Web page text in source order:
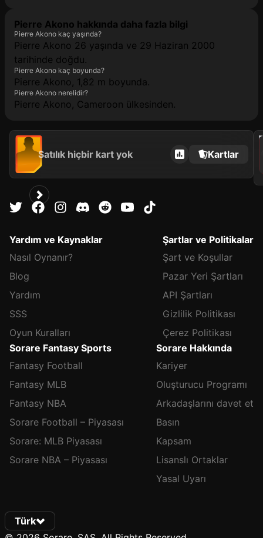
Pierre Akono hakkında daha fazla bilgi
Pierre Akono kaç yaşında?
Pierre Akono 26 yaşında ve 29 Haziran 2000
tarihinde doğdu.
Pierre Akono kaç boyunda?
Pierre Akono, 1,82 m boyunda.
Pierre Akono nerelidir?
Pierre Akono, Cameroon ülkesinden.
Satılık hiçbir kart yok Kartlar
2021
Yardım ve Kaynaklar
Nasıl Oynanır?
Blog
Yardım
SSS
Oyun Kuralları
Şartlar ve Politikalar
Şart ve Koşullar
Pazar Yeri Şartları
API Şartları
Gizlilik Politikası
Çerez Politikası
Sorare Fantasy Sports
Fantasy Football
Fantasy MLB
Fantasy NBA
Sorare Football – Piyasası
Sorare: MLB Piyasası
Sorare NBA – Piyasası
Sorare Hakkında
Kariyer
Oluşturucu Programı
Arkadaşlarını davet et
Basın
Kapsam
Lisanslı Ortaklar
Yasal Uyarı
Türk